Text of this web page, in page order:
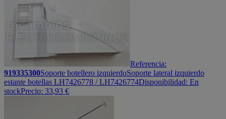
Referencia:
919335300Soporte botellero izquierdoSoporte lateral izquierdo
estante botellas LH7426778 / LH7426774Disponibilidad: En
stockPrecio: 33,93 €